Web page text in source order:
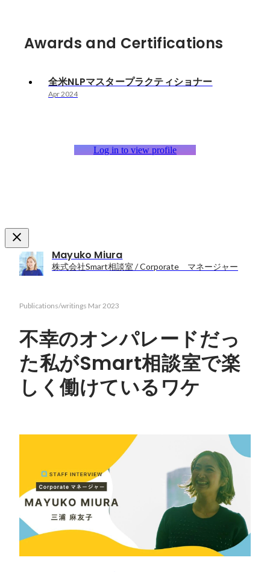
Awards and Certifications
全米NLPマスタープラクティショナー
Apr 2024
Log in to view profile
Mayuko Miura
株式会社Smart相談室 / Corporate マネージャー
Publications/writings Mar 2023
不幸のオンパレードだっ
た私がSmart相談室で楽
しく働けているワケ